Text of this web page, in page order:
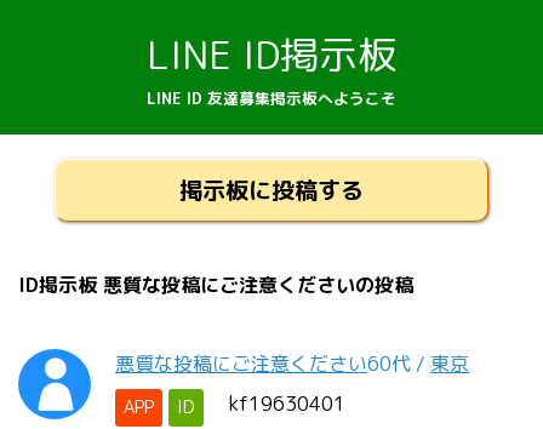
LINE ID掲示板
LINE ID 友達募集掲示板へようこそ
掲示板に投稿する
ID掲示板 悪質な投稿にご注意くださいの投稿
悪質な投稿にご注意ください60代 / 東京
APP ID kf19630401